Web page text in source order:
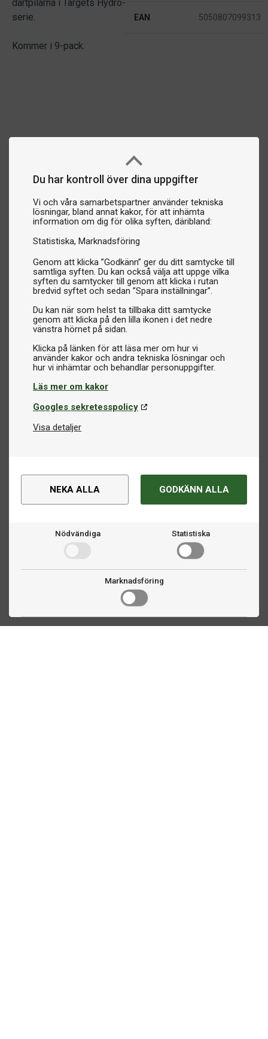
Du har kontroll över dina uppgifter
Vi och våra samarbetspartner använder tekniska
lösningar, bland annat kakor, för att inhämta
information om dig för olika syften, däribland:
Statistiska Marknadsföring
Genom att klicka ”Godkänn” ger du ditt samtycke till
samtliga syften. Du kan också välja att uppge vilka
syften du samtycker till genom att klicka i rutan
bredvid syftet och sedan ”Spara inställningar”.
Du kan när som helst ta tillbaka ditt samtycke
genom att klicka på den lilla ikonen i det nedre
vänstra hörnet på sidan.
Klicka på länken för att läsa mer om hur vi
använder kakor och andra tekniska lösningar och
Läs mer om kakor
Googles sekretesspolicy
Visa detaljer
NEKA ALLA GODKÄNN ALLA
Nödvändiga Statistiska
Marknadsföring
dartpilarna i Targets Hydro-
serie.
Kommer i 9-pack.
EAN 5050807099313